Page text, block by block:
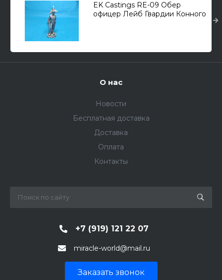
EK Castings RE-09 Обер
офицер Лейб Гвардии Конного
О нас
Новости
Бесплатная доставка
Доставка
Оплата
Контакты
+7 (919) 121 22 07
miracle-world@mail.ru
Заказать звонок